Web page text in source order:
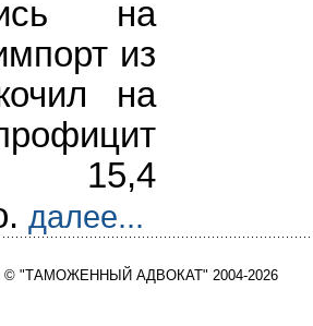
на
из
на
15,4
далее...
© "ТАМОЖЕННЫЙ АДВОКАТ" 2004-2026